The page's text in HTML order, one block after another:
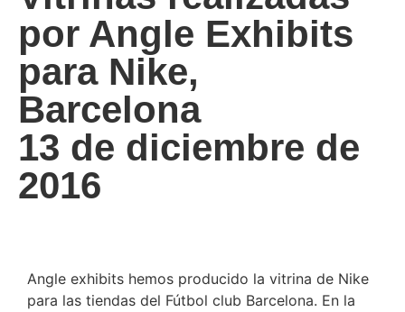
por Angle Exhibits
para Nike,
Barcelona
13 de diciembre de
2016
Angle exhibits hemos producido la vitrina de Nike
para las tiendas del Fútbol club Barcelona. En la